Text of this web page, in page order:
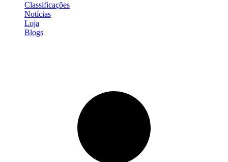
Classificações
Notícias
Loja
Blogs